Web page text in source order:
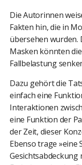
Die Autorinnen
Fakten hin, die in
übersehen wurden.
Masken könnten
Fallbelastung
Dazu gehört die
einfach eine
Interaktionen
eine Funktion der
der Zeit, dieser
Ebenso trage »eine
Gesichtsabdeckung